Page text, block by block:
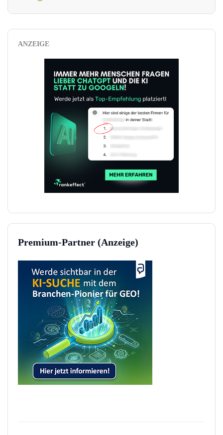
ANZEIGE
Premium-Partner (Anzeige)